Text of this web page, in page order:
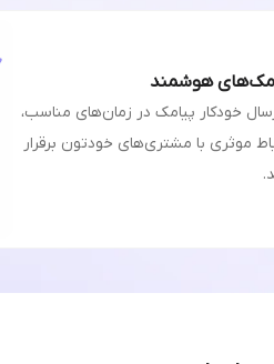
هوشمند
خودکار پیامک در زمان‌های مناسب،
موثری با مشتری‌های خودتون برقرار